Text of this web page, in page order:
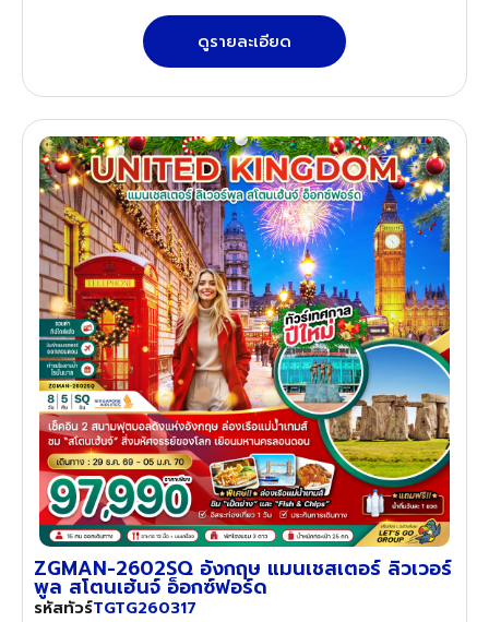
ดูรายละเอียด
ZGMAN-2602SQ อังกฤษ แมนเชสเตอร์ ลิวเวอร์
พูล สโตนเฮ้นจ์ อ็อกซ์ฟอร์ด
รหัสทัวร์TGTG260317